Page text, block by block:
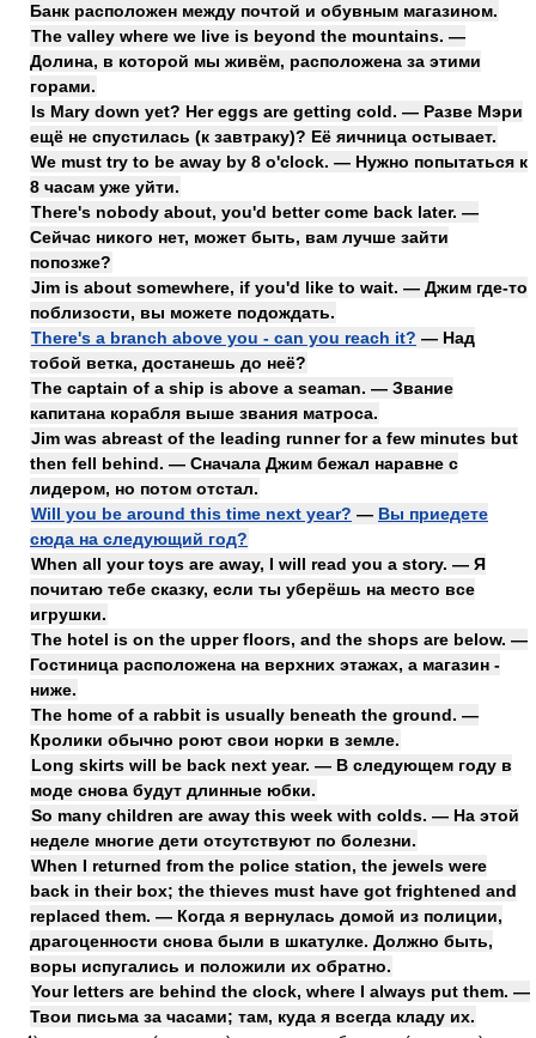
Банк расположен между почтой и обувным магазином.
The valley where we live is beyond the mountains. —
Долина, в которой мы живём, расположена за этими
горами.
Is Mary down yet? Her eggs are getting cold. — Разве Мэри
ещё не спустилась (к завтраку)? Её яичница остывает.
We must try to be away by 8 o'clock. — Нужно попытаться к
8 часам уже уйти.
There's nobody about, you'd better come back later. —
Сейчас никого нет, может быть, вам лучше зайти
попозже?
Jim is about somewhere, if you'd like to wait. — Джим где-то
поблизости, вы можете подождать.
There's a branch above you - can you reach it? — Над
тобой ветка, достанешь до неё?
The captain of a ship is above a seaman. — Звание
капитана корабля выше звания матроса.
Jim was abreast of the leading runner for a few minutes but
then fell behind. — Сначала Джим бежал наравне с
лидером, но потом отстал.
Will you be around this time next year? — Вы приедете
сюда на следующий год?
When all your toys are away, I will read you a story. — Я
почитаю тебе сказку, если ты уберёшь на место все
игрушки.
The hotel is on the upper floors, and the shops are below. —
Гостиница расположена на верхних этажах, а магазин -
ниже.
The home of a rabbit is usually beneath the ground. —
Кролики обычно роют свои норки в земле.
Long skirts will be back next year. — В следующем году в
моде снова будут длинные юбки.
So many children are away this week with colds. — На этой
неделе многие дети отсутствуют по болезни.
When I returned from the police station, the jewels were
back in their box; the thieves must have got frightened and
replaced them. — Когда я вернулась домой из полиции,
драгоценности снова были в шкатулке. Должно быть,
воры испугались и положили их обратно.
Your letters are behind the clock, where I always put them. —
Твои письма за часами; там, куда я всегда кладу их.